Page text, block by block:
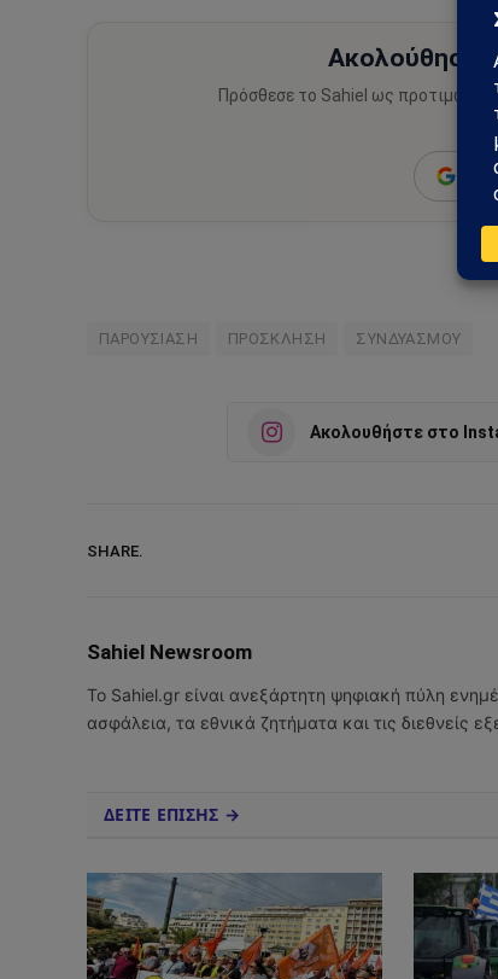
Ακολούθησε
Πρόσθεσε το Sahiel ως
ΠΑΡΟΥΣΙΑΣΗ ΠΡΟΣΚΛΗΣΗ ΣΥΝΔΥΑΣΜΟΥ
Ακολουθήστε στο
SHARE.
Sahiel Newsroom
Το Sahiel.gr είναι ανεξάρτητη ψηφιακή πύλη
ασφάλεια, τα εθνικά ζητήματα και τις διεθνείς
ΔΕΙΤΕ ΕΠΙΣΗΣ →